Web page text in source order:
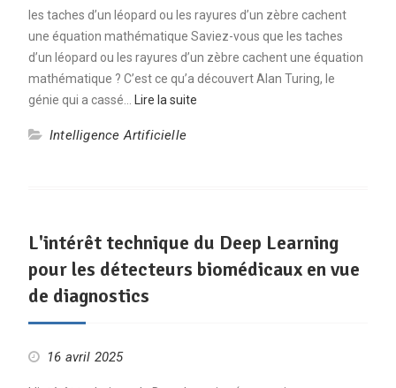
les taches d’un léopard ou les rayures d’un zèbre cachent
une équation mathématique Saviez-vous que les taches
d’un léopard ou les rayures d’un zèbre cachent une équation
mathématique ? C’est ce qu’a découvert Alan Turing, le
génie qui a cassé…
Lire la suite
Intelligence Artificielle
L'intérêt technique du Deep Learning
pour les détecteurs biomédicaux en vue
de diagnostics
16 avril 2025